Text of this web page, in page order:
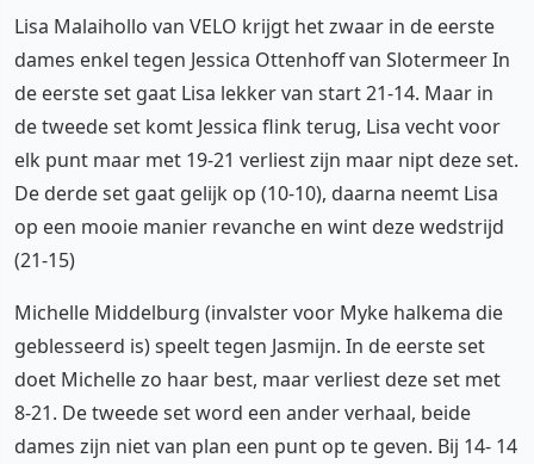
Lisa Malaihollo van VELO krijgt het zwaar in de eerste
dames enkel tegen Jessica Ottenhoff van Slotermeer In
de eerste set gaat Lisa lekker van start 21-14. Maar in
de tweede set komt Jessica flink terug, Lisa vecht voor
elk punt maar met 19-21 verliest zijn maar nipt deze set.
De derde set gaat gelijk op (10-10), daarna neemt Lisa
op een mooie manier revanche en wint deze wedstrijd
(21-15)
Michelle Middelburg (invalster voor Myke halkema die
geblesseerd is) speelt tegen Jasmijn. In de eerste set
doet Michelle zo haar best, maar verliest deze set met
8-21. De tweede set word een ander verhaal, beide
dames zijn niet van plan een punt op te geven. Bij 14- 14